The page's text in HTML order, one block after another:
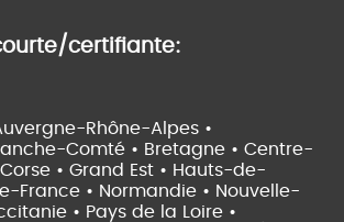
certifiante:
Rhône-Alpes •
Comté • Bretagne • Centre-
Corse • Grand Est • Hauts-de-
France • Normandie • Nouvelle-
• Pays de la Loire •